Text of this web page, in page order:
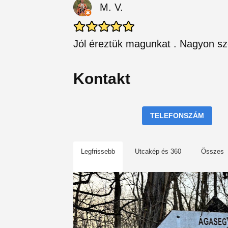
M. V.
Jól éreztük magunkat . Nagyon
Kontakt
TELEFONSZÁM
Legfrissebb Utcakép és 360 Összes